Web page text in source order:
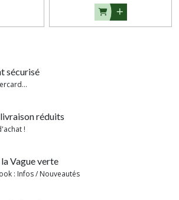
sécurisé
réduits
!
Vague verte
: Infos / Nouveautés